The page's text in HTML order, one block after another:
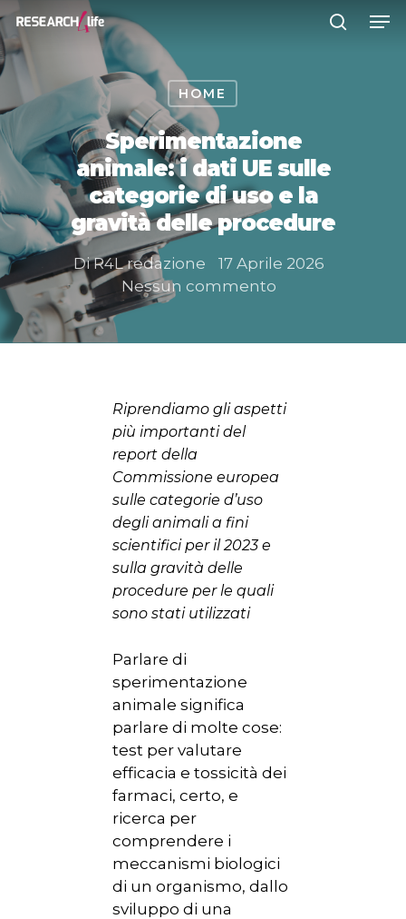
Premere INVIO per cercare o ESC
per chiudere
HOME
Sperimentazione
animale: i dati UE sulle
categorie di uso e la
gravità delle procedure
DiR4L redazione
17 Aprile 2026
Nessun commento
Riprendiamo gli aspetti
più importanti del
report della
Commissione europea
sulle categorie d’uso
degli animali a fini
scientifici per il 2023 e
sulla gravità delle
procedure per le quali
sono stati utilizzati
Parlare di
sperimentazione
animale significa
parlare di molte cose:
test per valutare
efficacia e tossicità dei
farmaci, certo, e
ricerca per
comprendere i
meccanismi biologici
di un organismo, dallo
sviluppo di una